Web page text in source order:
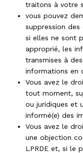
traitons à votre
vous pouvez
suppression
si elles ne sont
approprié, les
transmises à
informations en
Vous avez le
tout moment,
ou juridiques et
informé(e) des
Vous avez le
une objection
LPRDE et, si le